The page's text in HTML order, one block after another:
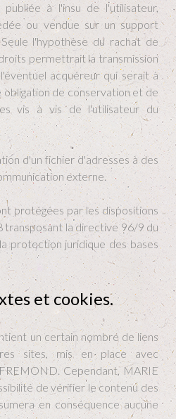
publiée à l'insu de l'utilisateur,
ou vendue sur un support
l'hypothèse du rachat de
permettrait la transmission
acquéreur qui serait à
de conservation et de
vis à vis de l'utilisateur du
d'un fichier d'adresses à des
externe.
protégées par les dispositions
transposant la directive 96/9 du
protection juridique des bases
et cookies.
un certain nombre de liens
sites, mis en place avec
Cependant, MARIE
de vérifier le contenu des
en conséquence aucune